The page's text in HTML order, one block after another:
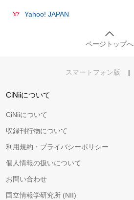
Yahoo! JAPAN
ページトップへ
スマートフォン版 |
CiNiiについて
CiNiiについて
収録刊行物について
利用規約・プライバシーポリシー
個人情報の扱いについて
お問い合わせ
国立情報学研究所 (NII)